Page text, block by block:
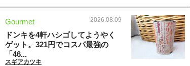
Gourmet 2026.08.09
ドンキを4軒ハシゴしてようやく
ゲット。321円でコスパ最強の
「46...
スギアカツキ